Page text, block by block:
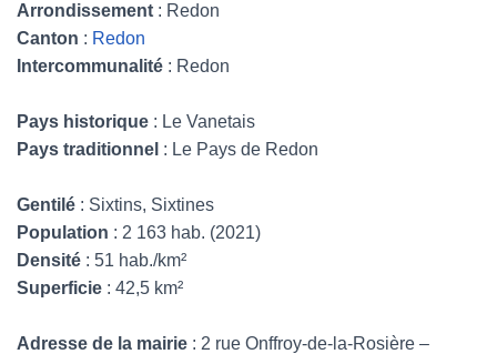
Arrondissement : Redon
Canton : Redon
Intercommunalité : Redon
Pays historique : Le Vanetais
Pays traditionnel : Le Pays de Redon
Gentilé : Sixtins, Sixtines
Population : 2 163 hab. (2021)
Densité : 51 hab./km²
Superficie : 42,5 km²
Adresse de la mairie : 2 rue Onffroy-de-la-Rosière –